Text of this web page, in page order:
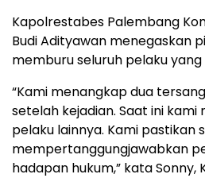
Kapolrestabes Palembang
Budi Adityawan menegaskan
memburu seluruh pelaku
“Kami menangkap dua
setelah kejadian. Saat ini
pelaku lainnya. Kami pastikan
mempertanggungjawabkan
hadapan hukum,” kata